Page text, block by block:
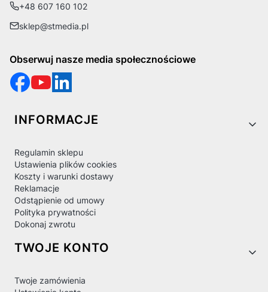
+48 607 160 102
sklep@stmedia.pl
Obserwuj nasze media społecznościowe
Linki w stopce
INFORMACJE
Regulamin sklepu
Ustawienia plików cookies
Koszty i warunki dostawy
Reklamacje
Odstąpienie od umowy
Polityka prywatności
Dokonaj zwrotu
TWOJE KONTO
Twoje zamówienia